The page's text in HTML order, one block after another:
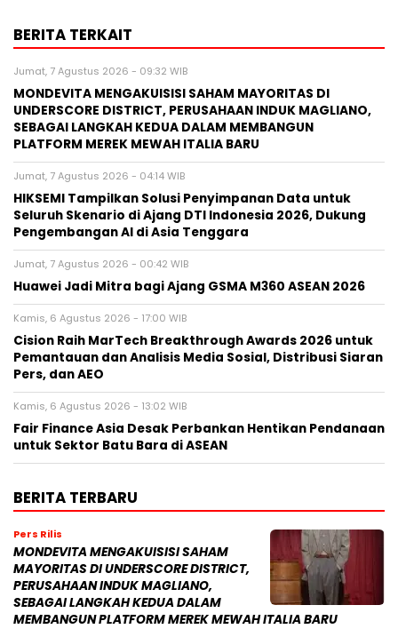
BERITA TERKAIT
Jumat, 7 Agustus 2026 - 09:32 WIB
MONDEVITA MENGAKUISISI SAHAM MAYORITAS DI
UNDERSCORE DISTRICT, PERUSAHAAN INDUK MAGLIANO,
SEBAGAI LANGKAH KEDUA DALAM MEMBANGUN
PLATFORM MEREK MEWAH ITALIA BARU
Jumat, 7 Agustus 2026 - 04:14 WIB
HIKSEMI Tampilkan Solusi Penyimpanan Data untuk
Seluruh Skenario di Ajang DTI Indonesia 2026, Dukung
Pengembangan AI di Asia Tenggara
Jumat, 7 Agustus 2026 - 00:42 WIB
Huawei Jadi Mitra bagi Ajang GSMA M360 ASEAN 2026
Kamis, 6 Agustus 2026 - 17:00 WIB
Cision Raih MarTech Breakthrough Awards 2026 untuk
Pemantauan dan Analisis Media Sosial, Distribusi Siaran
Pers, dan AEO
Kamis, 6 Agustus 2026 - 13:02 WIB
Fair Finance Asia Desak Perbankan Hentikan Pendanaan
untuk Sektor Batu Bara di ASEAN
BERITA TERBARU
Pers Rilis
MONDEVITA MENGAKUISISI SAHAM
MAYORITAS DI UNDERSCORE DISTRICT,
PERUSAHAAN INDUK MAGLIANO,
SEBAGAI LANGKAH KEDUA DALAM
MEMBANGUN PLATFORM MEREK MEWAH ITALIA BARU